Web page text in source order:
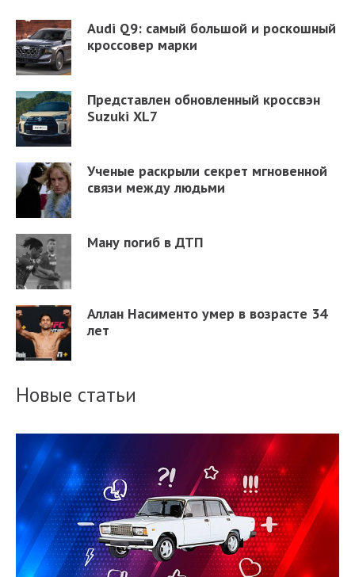
Audi Q9: самый большой и роскошный
кроссовер марки
Представлен обновленный кроссвэн
Suzuki XL7
Ученые раскрыли секрет мгновенной
связи между людьми
Ману погиб в ДТП
Аллан Насименто умер в возрасте 34
лет
Новые статьи